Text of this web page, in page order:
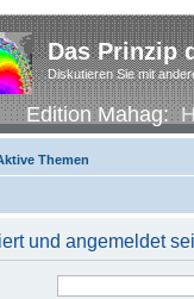
Das Prinzip
Diskutieren Sie mit
Edition Mahag:
Themen
und angemeldet